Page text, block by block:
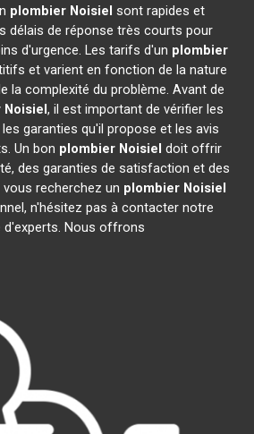
plombier Noisiel sont rapides et
délais de réponse très courts pour
d'urgence. Les tarifs d'un plombier
et varient en fonction de la nature
la complexité du problème. Avant de
Noisiel, il est important de vérifier les
garanties qu'il propose et les avis
Un bon plombier Noisiel doit offrir
des garanties de satisfaction et des
recherchez un plombier Noisiel
n'hésitez pas à contacter notre
d'experts. Nous offrons